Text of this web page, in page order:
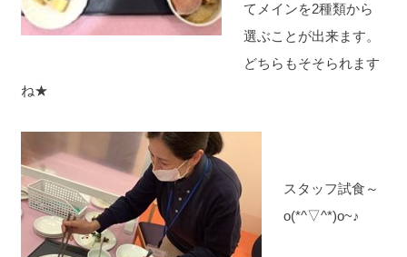
てメインを2種類から
選ぶことが出来ます。
どちらもそそられます
ね★
スタッフ試食～
o(*^▽^*)o~♪